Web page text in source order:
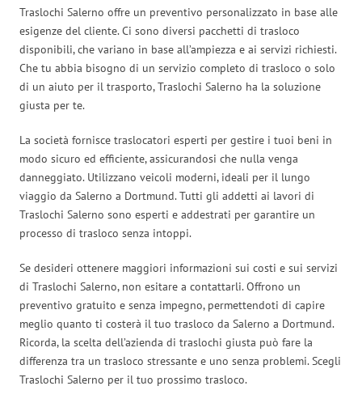
Traslochi Salerno offre un preventivo personalizzato in base alle
esigenze del cliente. Ci sono diversi pacchetti di trasloco
disponibili, che variano in base all’ampiezza e ai servizi richiesti.
Che tu abbia bisogno di un servizio completo di trasloco o solo
di un aiuto per il trasporto, Traslochi Salerno ha la soluzione
giusta per te.
La società fornisce traslocatori esperti per gestire i tuoi beni in
modo sicuro ed efficiente, assicurandosi che nulla venga
danneggiato. Utilizzano veicoli moderni, ideali per il lungo
viaggio da Salerno a Dortmund. Tutti gli addetti ai lavori di
Traslochi Salerno sono esperti e addestrati per garantire un
processo di trasloco senza intoppi.
Se desideri ottenere maggiori informazioni sui costi e sui servizi
di Traslochi Salerno, non esitare a contattarli. Offrono un
preventivo gratuito e senza impegno, permettendoti di capire
meglio quanto ti costerà il tuo trasloco da Salerno a Dortmund.
Ricorda, la scelta dell’azienda di traslochi giusta può fare la
differenza tra un trasloco stressante e uno senza problemi. Scegli
Traslochi Salerno per il tuo prossimo trasloco.